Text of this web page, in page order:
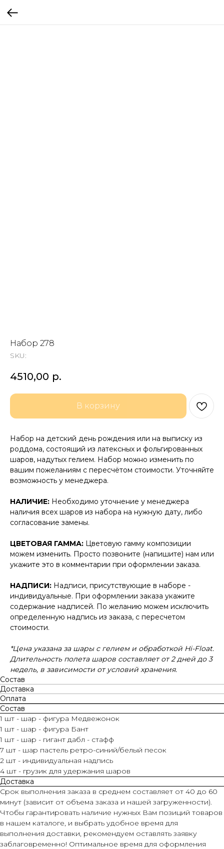
Набор 278
SKU:
4510,00 р.
В корзину
Набор на детский день рождения или на выписку из
роддома, состоящий из латексных и фольгированных
шаров, надутых гелием. Набор можно изменить по
вашим пожеланиям с пересчётом стоимости. Уточняйте
возможность у менеджера.
НАЛИЧИЕ: Необходимо уточнение у менеджера
наличия всех шаров из набора на нужную дату, либо
согласование замены.
ЦВЕТОВАЯ ГАММА: Цветовую гамму композиции
можем изменить. Просто позвоните (напишите) нам или
укажите это в комментарии при оформлении заказа.
НАДПИСИ: Надписи, присутствующие в наборе -
индивидуальные. При оформлении заказа укажите
содержание надписей. По желанию можем исключить
определенную надпись из заказа, с пересчетом
стоимости.
*Цена указана за шары с гелием и обработкой Hi-Float.
Длительность полета шаров составляет от 2 дней до 3
недель, в зависимости от условий хранения.
Состав
Доставка
Оплата
Состав
1 шт - шар - фигура Медвежонок
1 шт - шар - фигура Бант
1 шт - шар - гигант дабл - стафф
7 шт - шар пастель ретро-синий/белый песок
2 шт - индивидуальная надпись
4 шт - грузик для удержания шаров
Доставка
Срок выполнения заказа в среднем составляет от 40 до 60
минут (зависит от объема заказа и нашей загруженности).
Чтобы гарантировать наличие нужных Вам позиций товаров
в нашем каталоге, и выбрать удобное время для
выполнения доставки, рекомендуем оставлять заявку
заблаговременно! Оптимальное время для оформления